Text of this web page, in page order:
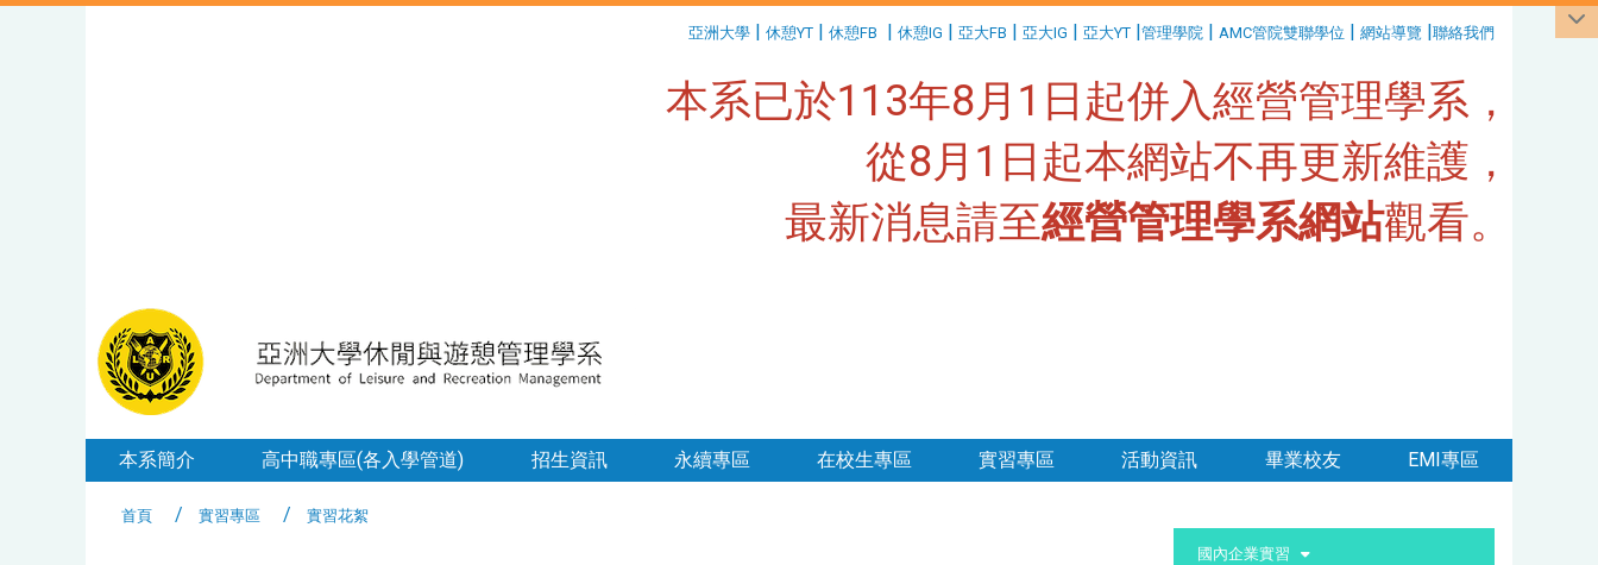
亞洲大學 | 休憩YT | 休憩FB | 休憩IG | 亞大FB | 亞大IG | 亞大YT |管理學院 | AMC管院雙聯學位 | 網站導覽 |聯絡我們
本系已於113年8月1日起併入經營管理學系，
從8月1日起本網站不再更新維護，
最新消息請至經營管理學系網站觀看。
本系簡介 高中職專區(各入學管道) 招生資訊 永續專區 在校生專區 實習專區 活動資訊 畢業校友 EMI專區
首頁 實習專區 實習花絮
國內企業實習